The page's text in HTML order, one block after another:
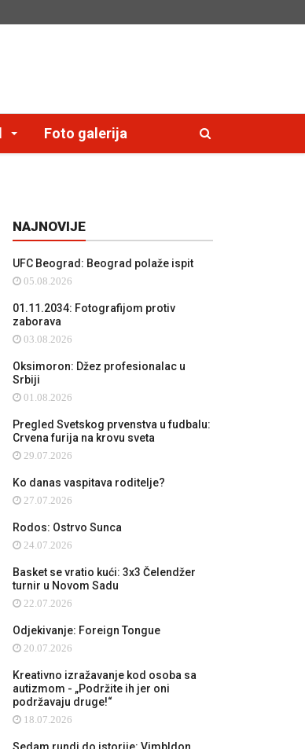
Foto galerija
NAJNOVIJE
UFC Beograd: Beograd polaže ispit
05.08.2026
01.11.2034: Fotografijom protiv
zaborava
03.08.2026
Oksimoron: Džez profesionalac u
Srbiji
01.08.2026
Pregled Svetskog prvenstva u fudbalu:
Crvena furija na krovu sveta
29.07.2026
Ko danas vaspitava roditelje?
27.07.2026
Rodos: Ostrvo Sunca
24.07.2026
Basket se vratio kući: 3x3 Čelendžer
turnir u Novom Sadu
22.07.2026
Odjekivanje: Foreign Tongue
20.07.2026
Kreativno izražavanje kod osoba sa
autizmom - „Podržite ih jer oni
podržavaju druge!“
18.07.2026